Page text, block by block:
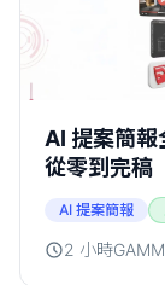
AI 提案簡
從零到完稿
AI 提案簡報
2 小時